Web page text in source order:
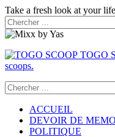
Take a fresh look at your
TOGO
scoops.
ACCUEIL
DEVOIR DE
POLITIQUE